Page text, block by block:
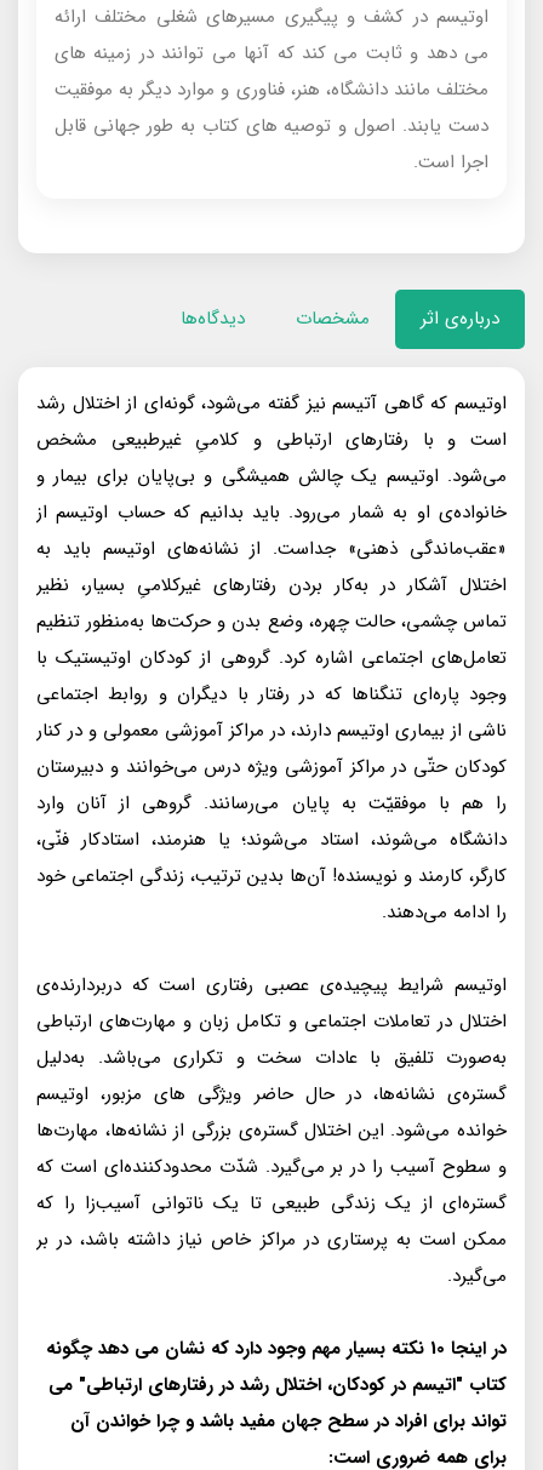
اوتیسم در کشف و پیگیری مسیرهای شغلی مختلف ارائه
می دهد و ثابت می کند که آنها می توانند در زمینه های
مختلف مانند دانشگاه، هنر، فناوری و موارد دیگر به موفقیت
دست یابند. اصول و توصیه های کتاب به طور جهانی قابل
اجرا است.
درباره‌ی اثر مشخصات دیدگاه‌ها
اوتيسم كه گاهى آتيسم نيز گفته مى‌شود، گونه‌اى از اختلال رشد
است و با رفتارهاى ارتباطى و كلامىِ غيرطبيعى مشخص
مى‌شود. اوتيسم يک چالش هميشگى و بى‌پايان براى بيمار و
خانواده‌ى او به شمار مى‌رود. بايد بدانيم كه حساب اوتیسم از
«عقب‌ماندگى ذهنى» جداست. از نشانه‌هاى اوتيسم بايد به
اختلال آشكار در به‌كار بردن رفتارهاى غير‌كلامىِ بسيار، نظير
تماس چشمى، حالت چهره، وضع بدن و حركت‌ها به‌منظور تنظيم
تعامل‌هاى اجتماعى اشاره كرد. گروهى از كودكان اوتيستيک با
وجود پاره‌اى تنگنا‌ها كه در رفتار با ديگران و روابط اجتماعى
ناشى از بيمارى اوتيسم دارند، در مراكز آموزشى معمولى و در كنار
كودكان حتّى در مراكز آموزشى ويژه درس مى‌خوانند و دبيرستان
را هم با موفقيّت به پايان مى‌رسانند. گروهى از آنان وارد
دانشگاه مى‌شوند، استاد مى‌شوند؛ يا هنرمند، استادكار فنّى،
كارگر، كارمند و نويسنده! آن‌ها بدين ترتيب، زندگى اجتماعى خود
را ادامه مى‌دهند.
اوتيسم شرايط پيچيده‌ى عصبى رفتارى است كه دربردارنده‌ى
اختلال در تعاملات اجتماعى و تكامل زبان و مهارت‌هاى ارتباطى
به‌صورت تلفيق با عادات سخت و تكرارى مى‌باشد. به‌دليل
گستره‌ى نشانه‌ها، در حال حاضر ويژگى هاى مزبور، اوتيسم
خوانده مى‌شود. اين اختلال گستره‌ى بزرگى از نشانه‌ها، مهارت‌ها
و سطوح آسيب را در بر مى‌گيرد. شدّت محدود‌كننده‌اى است كه
گستره‌اى از يک زندگى طبيعى تا يک ناتوانى آسيب‌زا را كه
ممكن است به پرستارى در مراكز خاص نياز داشته باشد، در بر
مى‌گيرد.
در اینجا 10 نکته بسیار مهم وجود دارد که نشان می دهد چگونه
کتاب "اتیسم در کودکان، اختلال رشد در رفتارهای ارتباطی" می
تواند برای افراد در سطح جهان مفید باشد و چرا خواندن آن
برای همه ضروری است: